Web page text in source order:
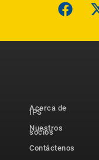
Acerca de
IPS
Nuestros
socios
Contáctenos